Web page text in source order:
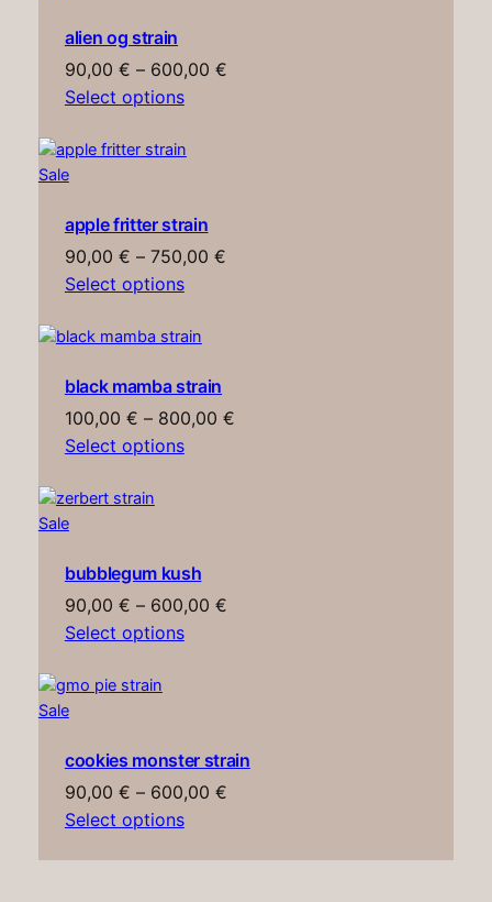
sale
alien og strain
90,00 € – 600,00 €Price
Select options
SaleProduct
sale
apple fritter strain
90,00 € – 750,00 €Price
Select options
black mamba strain
100,00 € – 800,00 €Price
Select options
SaleProduct
sale
bubblegum kush
90,00 € – 600,00 €Price
Select options
SaleProduct
sale
cookies monster strain
90,00 € – 600,00 €Price
Select options